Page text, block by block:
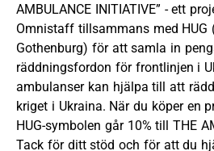
AMBULANCE INITIATIVE” - ett
Omnistaff tillsammans med HUG
Gothenburg) för att samla in
räddningsfordon för frontlinjen i
ambulanser kan hjälpa till att
kriget i Ukraina. När du köper en
HUG-symbolen går 10% till THE
Tack för ditt stöd och för att du